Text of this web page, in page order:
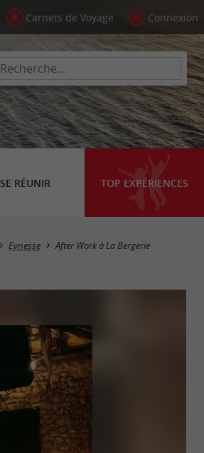
Carnets de Voyage Connexion
SE RÉUNIR TOP EXPÉRIENCES
Eynesse After Work à La Bergerie